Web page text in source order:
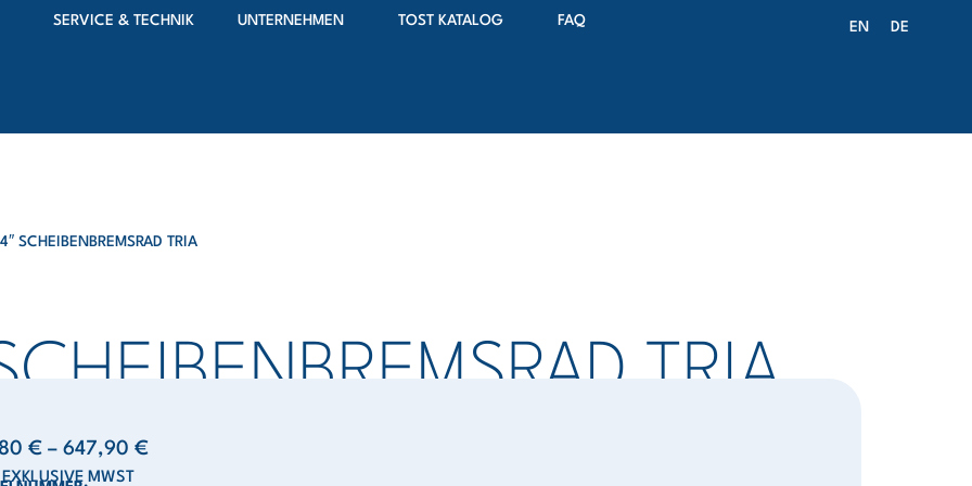
SERVICE & TECHNIK UNTERNEHMEN TOST KATALOG FAQ EN DE
SCHEIBENBREMSRAD TRIA
TRIA
€ – 647,90 €
EXKLUSIVE MWST